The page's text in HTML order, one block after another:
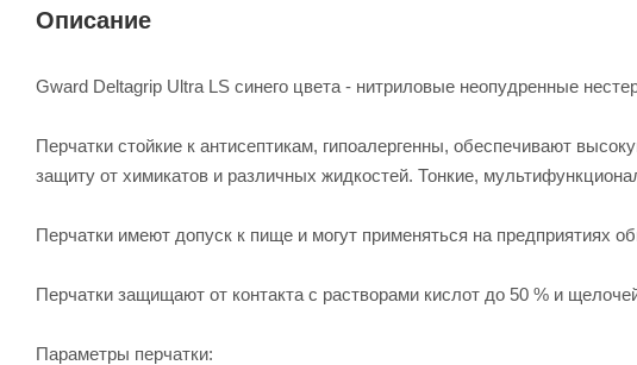
Описание
Gward Deltagrip Ultra LS синего цвета - нитриловые неопудренные
Перчатки стойкие к антисептикам, гипоалергенны, обеспечивают
защиту от химикатов и различных жидкостей. Тонкие,
Перчатки имеют допуск к пище и могут применяться на предприятиях
Перчатки защищают от контакта с растворами кислот до 50 % и
Параметры перчатки: